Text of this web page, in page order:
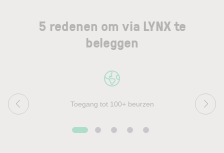
5 redenen om via LYNX te
beleggen
Toegang tot 100+ beurzen